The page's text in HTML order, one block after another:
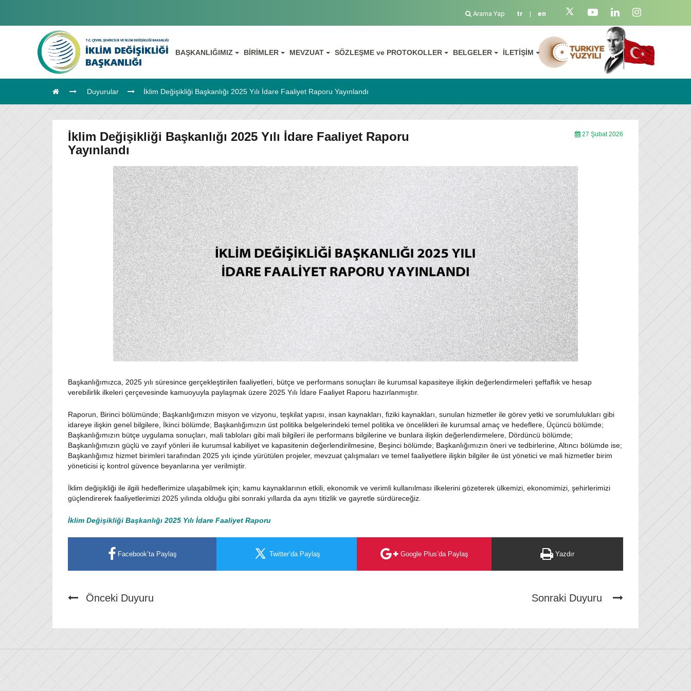
Arama Yap tr | en
BAŞKANLIĞIMIZ BİRİMLER MEVZUAT SÖZLEŞME ve PROTOKOLLER BELGELER İLETİŞİM
Duyurular İklim Değişikliği Başkanlığı 2025 Yılı İdare Faaliyet Raporu Yayınlandı
İklim Değişikliği Başkanlığı 2025 Yılı İdare Faaliyet Raporu
Yayınlandı
27 Şubat 2026
Başkanlığımızca, 2025 yılı süresince gerçekleştirilen faaliyetleri, bütçe ve performans sonuçları ile kurumsal kapasiteye ilişkin değerlendirmeleri şeffaflık ve hesap
verebilirlik ilkeleri çerçevesinde kamuoyuyla paylaşmak üzere 2025 Yılı İdare Faaliyet Raporu hazırlanmıştır.
Raporun, Birinci bölümünde; Başkanlığımızın misyon ve vizyonu, teşkilat yapısı, insan kaynakları, fiziki kaynakları, sunulan hizmetler ile görev yetki ve sorumlulukları gibi
idareye ilişkin genel bilgilere, İkinci bölümde; Başkanlığımızın üst politika belgelerindeki temel politika ve öncelikleri ile kurumsal amaç ve hedeflere, Üçüncü bölümde;
Başkanlığımızın bütçe uygulama sonuçları, mali tabloları gibi mali bilgileri ile performans bilgilerine ve bunlara ilişkin değerlendirmelere, Dördüncü bölümde;
Başkanlığımızın güçlü ve zayıf yönleri ile kurumsal kabiliyet ve kapasitenin değerlendirilmesine, Beşinci bölümde; Başkanlığımızın öneri ve tedbirlerine, Altıncı bölümde ise;
Başkanlığımız hizmet birimleri tarafından 2025 yılı içinde yürütülen projeler, mevzuat çalışmaları ve temel faaliyetlere ilişkin bilgiler ile üst yönetici ve mali hizmetler birim
yöneticisi iç kontrol güvence beyanlarına yer verilmiştir.
İklim değişikliği ile ilgili hedeflerimize ulaşabilmek için; kamu kaynaklarının etkili, ekonomik ve verimli kullanılması ilkelerini gözeterek ülkemizi, ekonomimizi, şehirlerimizi
güçlendirerek faaliyetlerimizi 2025 yılında olduğu gibi sonraki yıllarda da aynı titizlik ve gayretle sürdüreceğiz.
İklim Değişikliği Başkanlığı 2025 Yılı İdare Faaliyet Raporu
Facebook’ta Paylaş Twitter’da Paylaş Google Plus’da Paylaş Yazdır
Önceki Duyuru Sonraki Duyuru